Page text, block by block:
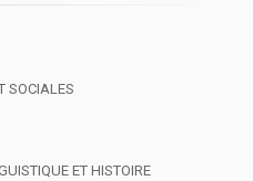
SOCIALES
ET HISTOIRE